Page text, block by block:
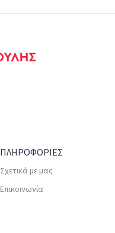
ΠΛΗΡΟΦΟΡΙΕΣ
Σχετικά με μας
Επικοινωνία